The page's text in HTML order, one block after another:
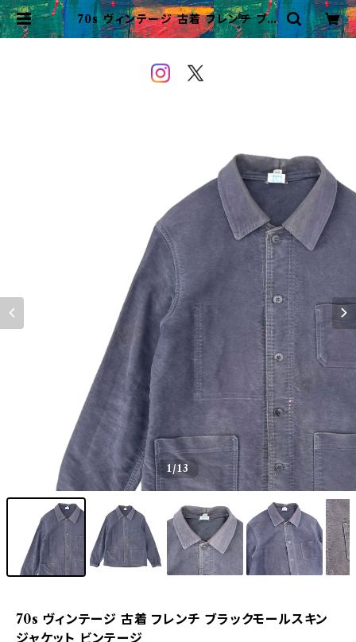
70s ヴィンテージ 古着 フレンチ ブラ
ックモールスキンジャケット ビンテー
1/13
70s ヴィンテージ 古着 フレンチ ブラックモールスキン
ジャケット ビンテージ